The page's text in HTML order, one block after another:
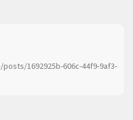
1692925b-606c-44f9-9af3-